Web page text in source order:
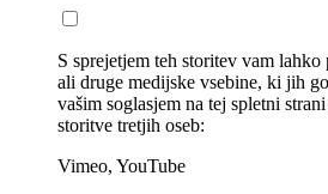
S sprejetjem teh storitev vam
ali druge medijske vsebine, ki jih
vašim soglasjem na tej spletni
storitve tretjih oseb:
Vimeo, YouTube